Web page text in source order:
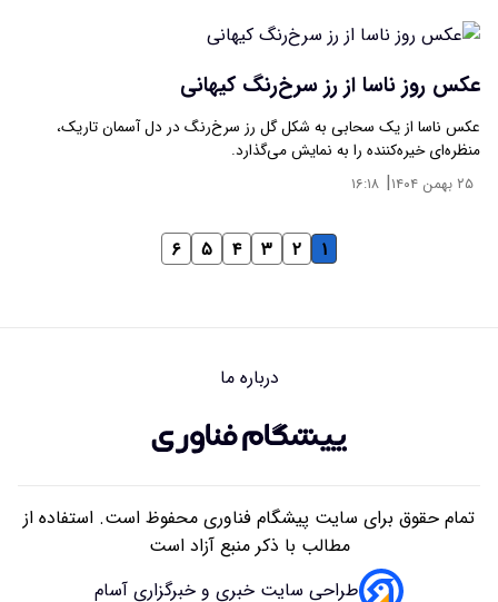
عکس روز ناسا از رز سرخ‌رنگ کیهانی
عکس ناسا از یک سحابی به شکل گل‌ رز سرخ‌رنگ در دل آسمان تاریک،
منظره‌ای خیره‌کننده را به نمایش می‌گذارد.
۲۵ بهمن ۱۴۰۴ | ۱۶:۱۸
۱ ۲ ۳ ۴ ۵ ۶
درباره ما
تمام حقوق برای سایت پیشگام فناوری محفوظ است. استفاده از
مطالب با ذکر منبع آزاد است
طراحی سایت خبری و خبرگزاری آسام